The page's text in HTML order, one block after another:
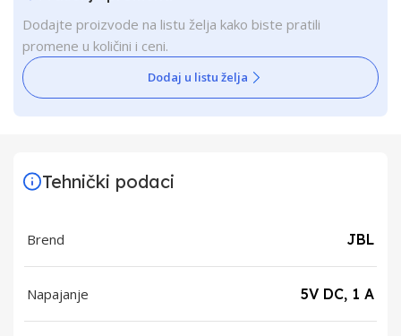
Dodajte proizvode na listu želja kako biste pratili
promene u količini i ceni.
Dodaj u listu želja
Tehnički podaci
Brend JBL
Napajanje 5V DC, 1 A